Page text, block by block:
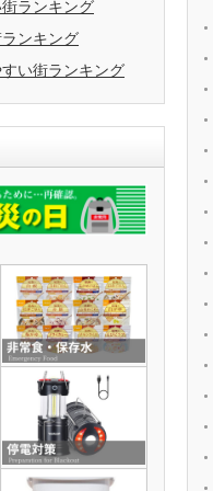
ランキング
ンキング
い街ランキング